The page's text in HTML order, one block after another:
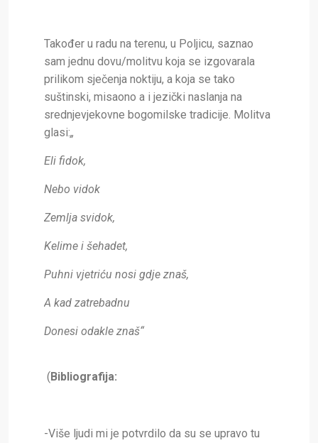
Također u radu na terenu, u Poljicu, saznao
sam jednu dovu/molitvu koja se izgovarala
prilikom sječenja noktiju, a koja se tako
suštinski, misaono a i jezički naslanja na
srednjevjekovne bogomilske tradicije. Molitva
glasi:„
Eli fidok,
Nebo vidok
Zemlja svidok,
Kelime i šehadet,
Puhni vjetriću nosi gdje znaš,
A kad zatrebadnu
Donesi odakle znaš“
(Bibliografija:
-Više ljudi mi je potvrdilo da su se upravo tu